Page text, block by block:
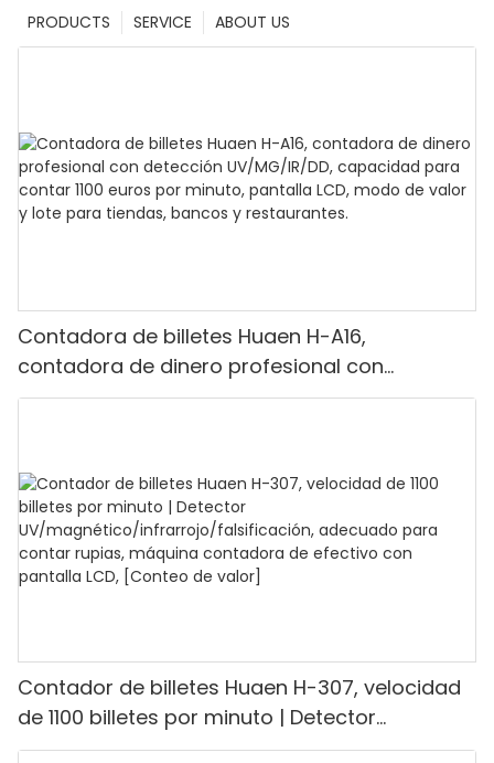
ABOUT US
SERVICE
PRODUCTS
Contadora de billetes Huaen H-A16,
contadora de dinero profesional con
detección UV/MG/IR/DD, capacidad para
restaurantes.
Contador de billetes Huaen H-307, velocidad
de 1100 billetes por minuto | Detector
UV/magnético/infrarrojo/falsificación,